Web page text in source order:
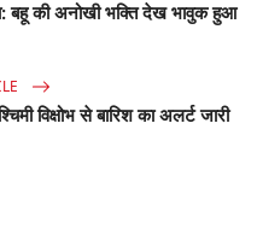
बहू की अनोखी भक्ति देख भावुक हुआ
विक्षोभ से बारिश का अलर्ट जारी